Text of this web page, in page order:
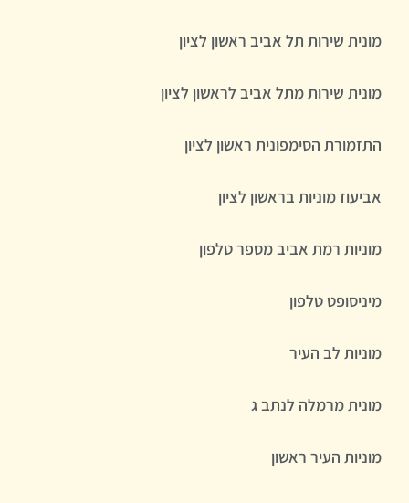
מונית שירות תל אביב ראשון לציון
מונית שירות מתל אביב לראשון לציון
התזמורת הסימפונית ראשון לציון
אביעוז מוניות בראשון לציון
מוניות רמת אביב מספר טלפון
מיניסופט טלפון
מוניות לב העיר
מונית מרמלה לנתב ג
מוניות העיר ראשון